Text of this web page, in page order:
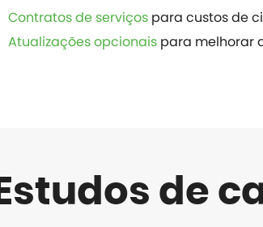
Contratos de serviços para custos de
Atualizações opcionais para melhorar
Estudos de